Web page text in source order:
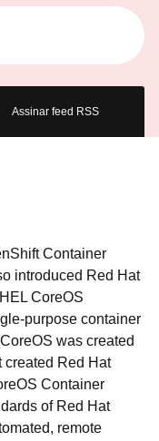
Assinar feed RSS
Container
introduced Red Hat
CoreOS
purpose container
was created
created Red Hat
Container
of Red Hat
remote